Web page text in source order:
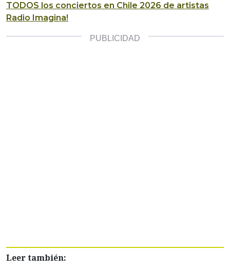
TODOS los conciertos en Chile 2026 de artistas
Radio Imagina!
Leer también: